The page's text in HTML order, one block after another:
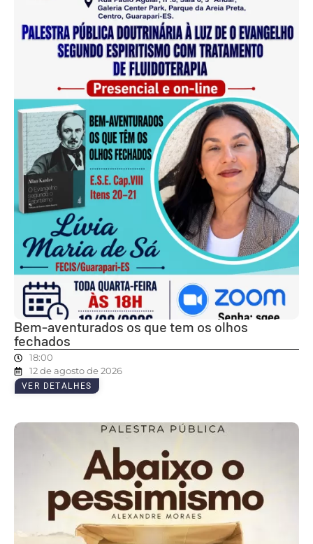
Bem-aventurados os que tem os olhos
fechados
18:00
12 de agosto de 2026
VER DETALHES